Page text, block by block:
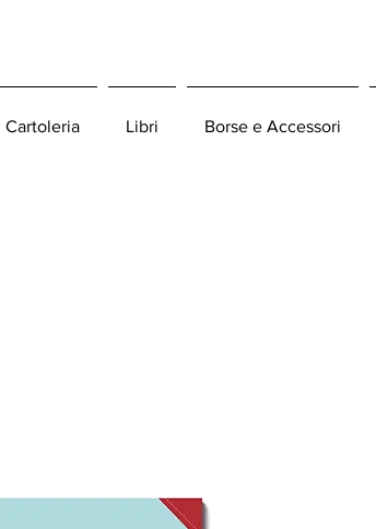
Cartoleria Libri Borse e Accessori